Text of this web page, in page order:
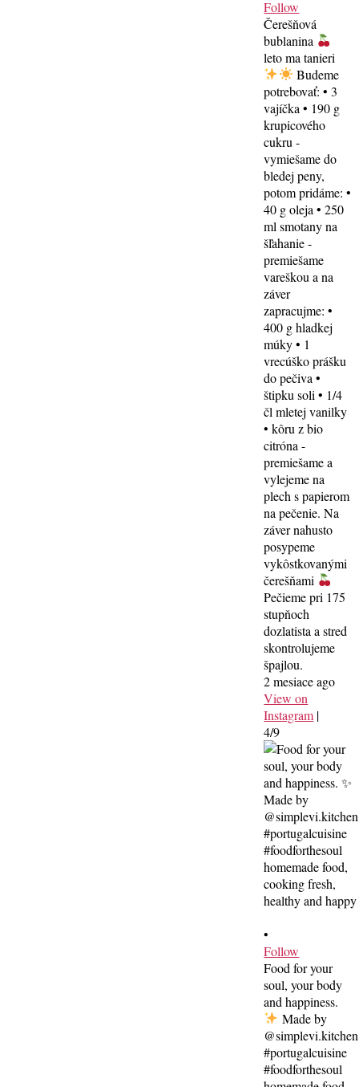
Follow
Čerešňová
bublanina
leto ma tanieri
Budeme
potrebovať: • 3
vajíčka • 190 g
krupicového
cukru -
vymiešame do
bledej peny,
potom pridáme: •
40 g oleja • 250
ml smotany na
šľahanie -
premiešame
vareškou a na
záver
zapracujme: •
400 g hladkej
múky • 1
vrecúško prášku
do pečiva •
štipku soli • 1/4
čl mletej vanilky
• kôru z bio
citróna -
premiešame a
vylejeme na
plech s papierom
na pečenie. Na
záver nahusto
posypeme
vykôstkovanými
čerešňami
Pečieme pri 175
stupňoch
dozlatista a stred
skontrolujeme
špajlou.
2 mesiace ago
View on
Instagram |
4/9
•
Follow
Food for your
soul, your body
and happiness.
Made by
@simplevi.kitchen
#portugalcuisine
#foodforthesoul